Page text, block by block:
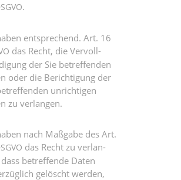
.
ent­spre­chend. Art. 16
das Recht, die Ver­voll­
der Sie betref­fen­den
oder die Berich­ti­gung der
unrich­ti­gen
zu verlangen.
nach Maß­ga­be des Art.
das Recht zu ver­lan­
betref­fen­de Daten
gelöscht wer­den,